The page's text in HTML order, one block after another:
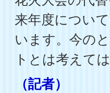
来年度につい
います。今の
トとは考えて
（記者）